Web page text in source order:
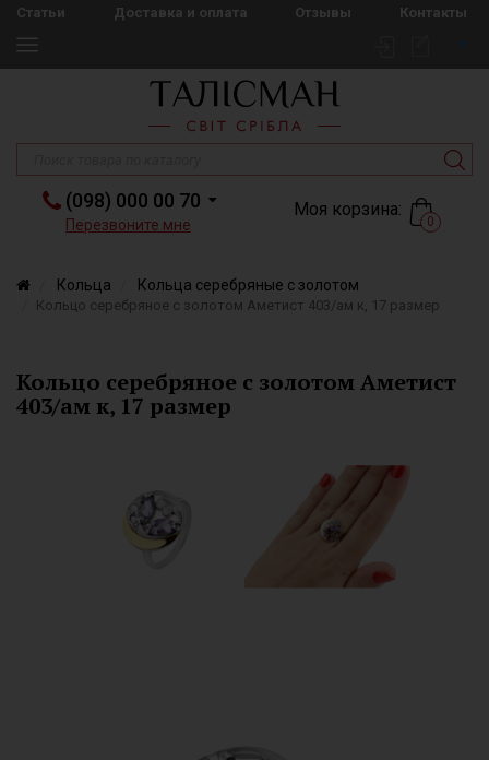
Статьи Доставка и оплата Отзывы Контакты
(098) 000 00 70
Перезвоните мне
Моя корзина:
0
Кольца Кольца серебряные с золотом
Кольцо серебряное с золотом Аметист 403/ам к, 17 размер
Кольцо серебряное с золотом Аметист
403/ам к, 17 размер